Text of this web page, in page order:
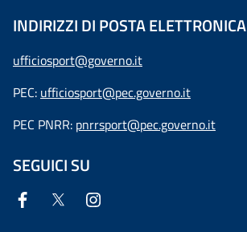
INDIRIZZI DI POSTA ELETTRONICA
ufficiosport@governo.it
PEC: ufficiosport@pec.governo.it
PEC PNRR: pnrrsport@pec.governo.it
SEGUICI SU